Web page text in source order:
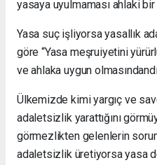
yasaya uyulmaması ahlaki
Yasa suç işliyorsa yasallık
göre “Yasa meşruiyetini
ve ahlaka uygun
Ülkemizde kimi yargıç ve
adaletsizlik yarattığını
görmezlikten gelenlerin
adaletsizlik üretiyorsa yasa